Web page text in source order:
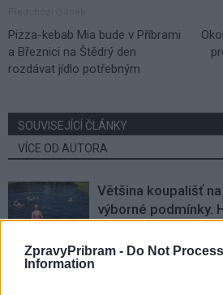
ZpravyPribram - Do Not
Information
Pizza-kebab Mia bude v Příbrami
a Březnici na Štědrý den
rozdávat jídlo potřebným
SOUVISEJÍCÍ ČLÁNKY
VÍCE OD AUTORA
Většina koupališť
výborné podmínky.